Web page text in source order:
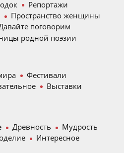
Репортажи
Пространство женщины
поговорим
родной поэзии
Фестивали
Выставки
Древность
Мудрость
Интересное